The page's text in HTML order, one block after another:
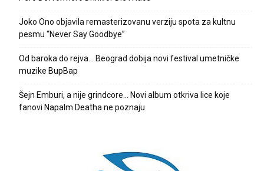
Joko Ono objavila remasterizovanu verziju spota za kultnu
pesmu “Never Say Goodbye”
Od baroka do rejva… Beograd dobija novi festival umetničke
muzike BupBap
Šejn Emburi, a nije grindcore… Novi album otkriva lice koje
fanovi Napalm Deatha ne poznaju